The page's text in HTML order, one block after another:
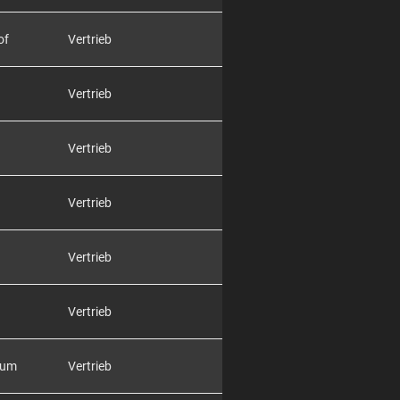
Vertrieb
Vertrieb
Vertrieb
Vertrieb
Vertrieb
Vertrieb
Vertrieb